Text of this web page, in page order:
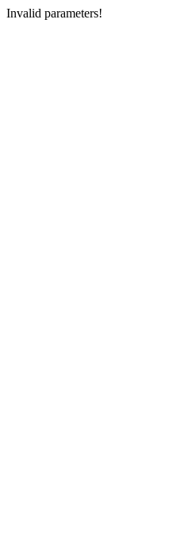
Invalid parameters!